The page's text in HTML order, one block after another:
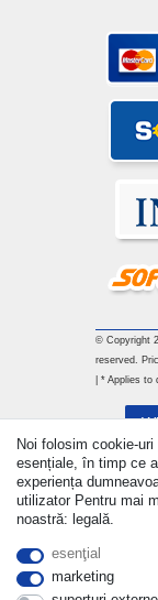
© Copyright
reserved.
| * Applies
Noi folosim cookie-
esențiale, în timp ce
experiența
utilizator Pentru mai
noastră: legală.
esenţial
marketing